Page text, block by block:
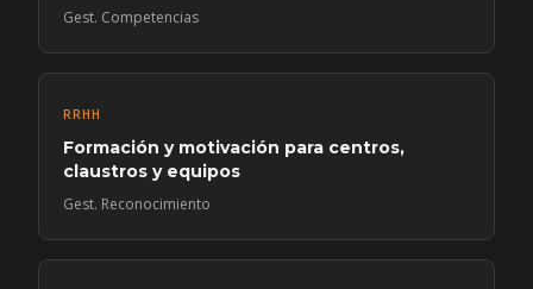
Gest. Competencias
RRHH
Formación y motivación para centros,
claustros y equipos
Gest. Reconocimiento